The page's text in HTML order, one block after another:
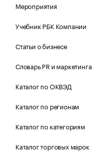
Мероприятия
Учебник РБК Компании
Статьи о бизнесе
Словарь PR и маркетинга
Каталог по ОКВЭД
Каталог по регионам
Каталог по категориям
Каталог торговых марок